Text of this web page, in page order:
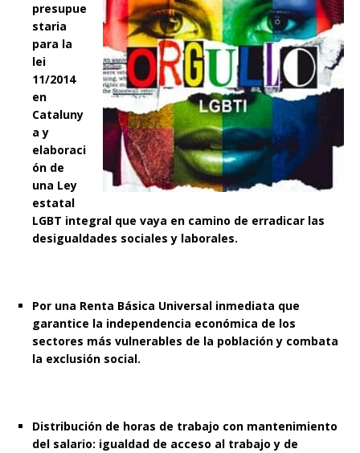
presupue
staria
para la
lei
11/2014
en
Cataluny
a y
elaboraci
ón de
una Ley
estatal
LGBT integral que vaya en camino de erradicar las
desigualdades sociales y laborales.
Por una Renta Básica Universal inmediata que
garantice la independencia económica de los
sectores más vulnerables de la población y combata
la exclusión social.
Distribución de horas de trabajo con mantenimiento
del salario: igualdad de acceso al trabajo y de